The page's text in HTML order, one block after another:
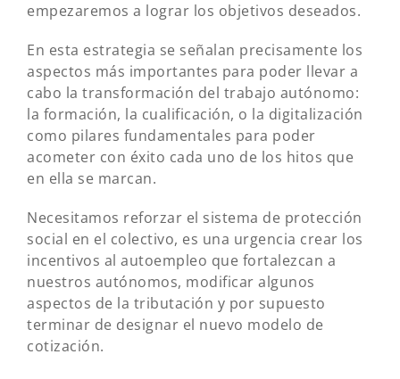
empezaremos a lograr los objetivos deseados.
En esta estrategia se señalan precisamente los
aspectos más importantes para poder llevar a
cabo la transformación del trabajo autónomo:
la formación, la cualificación, o la digitalización
como pilares fundamentales para poder
acometer con éxito cada uno de los hitos que
en ella se marcan.
Necesitamos reforzar el sistema de protección
social en el colectivo, es una urgencia crear los
incentivos al autoempleo que fortalezcan a
nuestros autónomos, modificar algunos
aspectos de la tributación y por supuesto
terminar de designar el nuevo modelo de
cotización.